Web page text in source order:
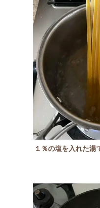
１％の塩を入れた湯